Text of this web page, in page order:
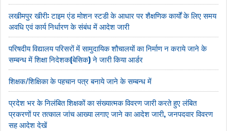
लखीमपुर खीरी: टाइम एंड मोशन स्टडी के आधार पर शैक्षणिक कार्यों के लिए समय
अवधि एवं कार्य निर्धारण के संबंध में आदेश जारी
परिषदीय विद्यालय परिसरों में सामुदायिक शौचालयों का निर्माण न कराये जाने के
सम्बन्ध में शिक्षा निदेशक(बेसिक) ने जारी किया आर्डर
शिक्षक/शिक्षिका के पहचान पत्र बनाये जाने के सम्बन्ध में
प्रदेश भर के निलंबित शिक्षकों का संख्यात्मक विवरण जारी करते हुए लंबित
प्रकरणों पर तत्काल जांच आख्या लगाए जाने का आदेश जारी, जनपदवार विवरण
सह आदेश देखें